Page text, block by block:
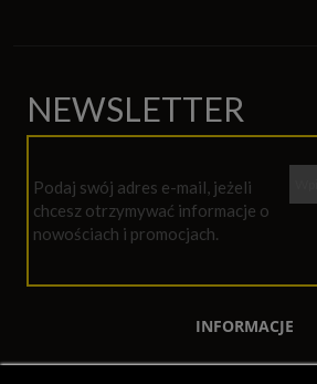
NEWSLETTER
Podaj swój adres e-mail, jeżeli
chcesz otrzymywać informacje o
nowościach i promocjach.
INFORMACJE